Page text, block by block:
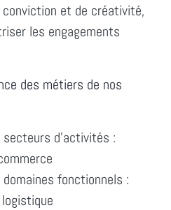
conviction et de créativité,
les engagements
des métiers de nos
secteurs d'activités :
fonctionnels :